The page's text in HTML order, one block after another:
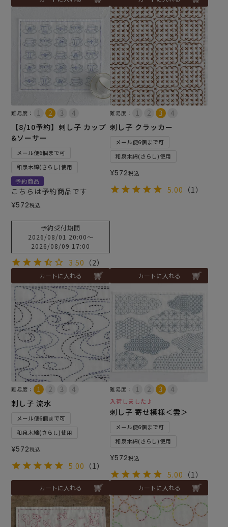
難易度：
【8/10予約】刺し子 カップ
&ソーサー
メール便6個まで可
和泉木綿(さらし)使用
予約商品
こちらは予約商品です
¥572税込
予約受付期間
2026/08/01 20:00〜
2026/08/09 17:00
3.50 （2）
カートに入れる
難易度：
刺し子 クラッカー
メール便6個まで可
和泉木綿(さらし)使用
¥572税込
5.00 （1）
カートに入れる
難易度：
刺し子 流水
メール便6個まで可
和泉木綿(さらし)使用
¥572税込
5.00 （1）
カートに入れる
難易度：
入荷しました♪
刺し子 寄せ模様＜雲＞
メール便6個まで可
和泉木綿(さらし)使用
¥572税込
5.00 （1）
カートに入れる